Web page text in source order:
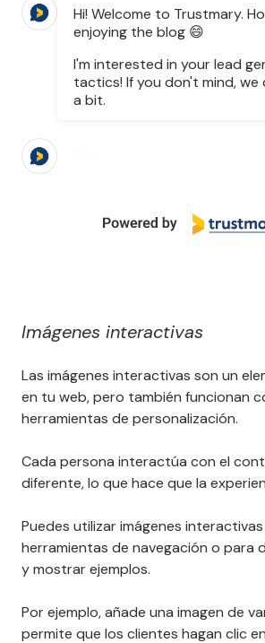
Hi! Welcome to Trustmary.
enjoying the blog 😄
I'm interested in your lead
tactics! If you don't mind,
a bit.
Imágenes interactivas
en tu web, pero también funcionan
herramientas de personalización.
Cada persona interactúa con el
diferente, lo que hace que la
herramientas de navegación o para